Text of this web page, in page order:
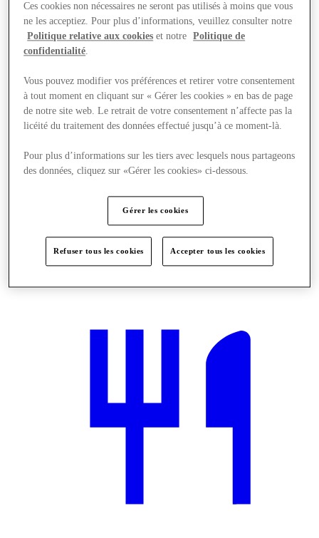
Ces cookies non nécessaires ne seront pas utilisés à moins que vous
ne les acceptiez. Pour plus d’informations, veuillez consulter notre
Politique relative aux cookies et notre
Politique de
confidentialité.
Vous pouvez modifier vos préférences et retirer votre consentement
à tout moment en cliquant sur « Gérer les cookies » en bas de page
de notre site web. Le retrait de votre consentement n’affecte pas la
licéité du traitement des données effectué jusqu’à ce moment-là.
Pour plus d’informations sur les tiers avec lesquels nous partageons
des données, cliquez sur «Gérer les cookies» ci-dessous.
Gérer les cookies
Refuser tous les cookies Accepter tous les cookies